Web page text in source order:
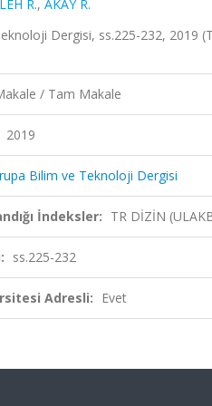
R., AKAY R.
Dergisi, ss.225-232, 2019
/ Tam Makale
2019
Bilim ve Teknoloji Dergisi
İndeksler: TR DİZİN
ss.225-232
Adresli: Evet